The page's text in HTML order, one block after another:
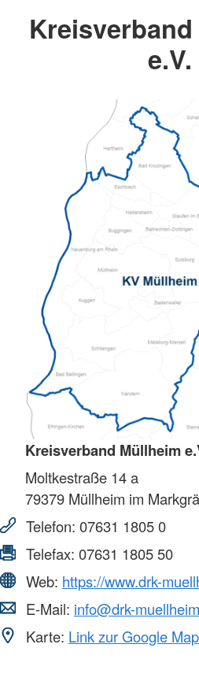
e.V.
Kreisverband Müllheim
Moltkestraße 14 a
79379 Müllheim im
Telefon: 07631 1805 0
Telefax: 07631 1805 50
Web: https://www.drk-
E-Mail: info@drk-
Karte: Link zur Google